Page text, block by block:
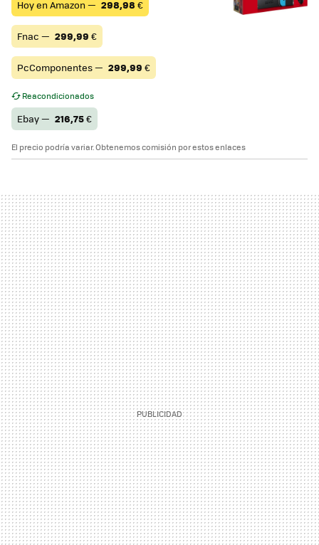
Hoy en Amazon — 298,98 €
Fnac — 299,99 €
PcComponentes — 299,99 €
Reacondicionados
Ebay — 216,75€
El precio podría variar. Obtenemos comisión por estos enlaces